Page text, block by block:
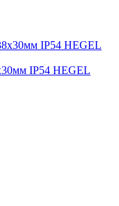
IP54 HEGEL